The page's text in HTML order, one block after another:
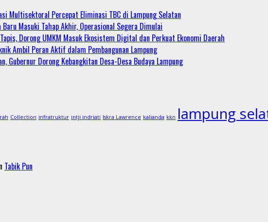
Multisektoral Percepat Eliminasi TBC di Lampung Selatan
Masuki Tahap Akhir, Operasional Segera Dimulai
Dorong UMKM Masuk Ekosistem Digital dan Perkuat Ekonomi Daerah
Ambil Peran Aktif dalam Pembangunan Lampung
Gubernur Dorong Kebangkitan Desa-Desa Budaya Lampung
Collection infratruktur intji indriati Iskra Lawrence kalianda kkn lampung
Tabik Pun